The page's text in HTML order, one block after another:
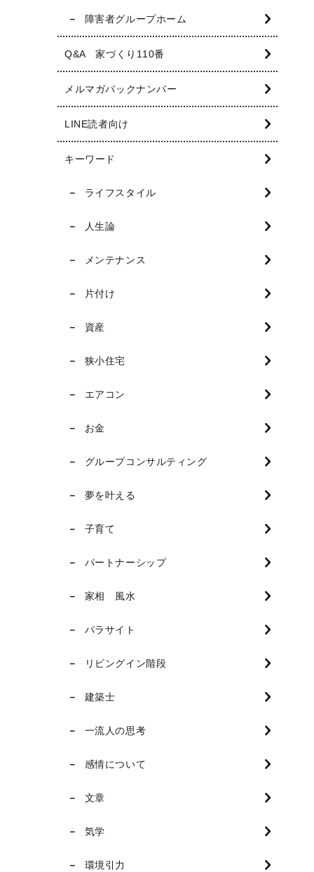
障害者グループホーム
Q&A 家づくり110番
メルマガバックナンバー
LINE読者向け
キーワード
ライフスタイル
人生論
メンテナンス
片付け
資産
狭小住宅
エアコン
お金
グループコンサルティング
夢を叶える
子育て
パートナーシップ
家相 風水
パラサイト
リビングイン階段
建築士
一流人の思考
感情について
文章
気学
環境引力